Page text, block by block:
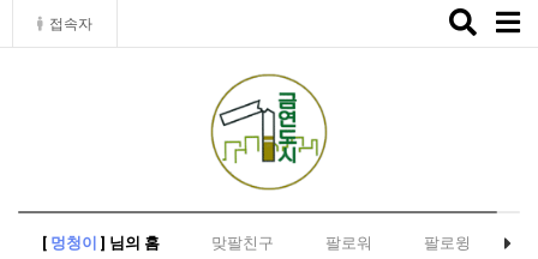
접속자
Toggle
[ 멍청이 ] 님의 홈 맞팔친구 팔로워 팔로윙